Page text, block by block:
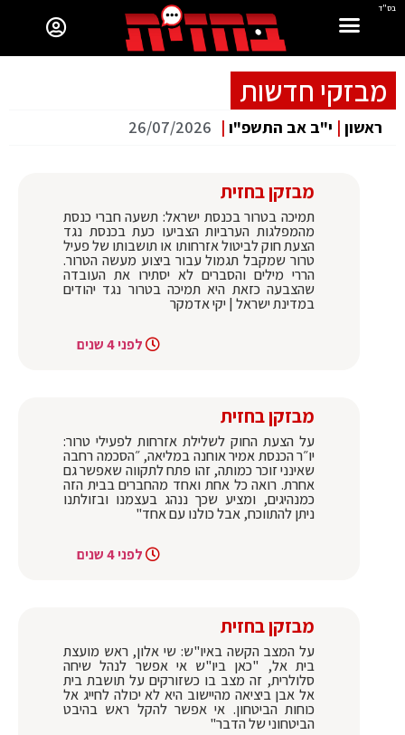
בס"ד
מבזקי חדשות
ראשון | י"ב אב התשפ"ו |
26/07/2026
מבזקן בחזית
תמיכה בטרור בכנסת ישראל: תשעה חברי כנסת
מהמפלגות הערביות הצביעו כעת בכנסת נגד
הצעת חוק לביטול אזרחותו או תושבותו של פעיל
טרור שמקבל תגמול עבור ביצוע מעשה הטרור.
הררי מילים והסברים לא יסתירו את העובדה
שהצבעה כזאת היא תמיכה בטרור נגד יהודים
במדינת ישראל | יקי אדמקר
לפני 4 שנים
מבזקן בחזית
על הצעת החוק לשלילת אזרחות לפעילי טרור:
יו״ר הכנסת אמיר אוחנה במליאה, ״הסכמה רחבה
שאינני זוכר כמותה, זהו פתח לתקווה שאפשר גם
אחרת. רואה כל אחת ואחד מהחברים בבית הזה
כמנהיגים, ומציע שכך ננהג בעצמנו ובזולתנו
ניתן להתווכח, אבל כולנו עם אחד"
לפני 4 שנים
מבזקן בחזית
על המצב הקשה באיו"ש: שי אלון, ראש מועצת
בית אל, "כאן ביו"ש אי אפשר לנהל שיחה
סלולרית, זה מצב בו כשזורקים על תושבת בית
אל אבן ביציאה מהיישוב היא לא יכולה לחייג אל
כוחות הביטחון. אי אפשר להקל ראש בהיבט
הביטחוני של הדבר"